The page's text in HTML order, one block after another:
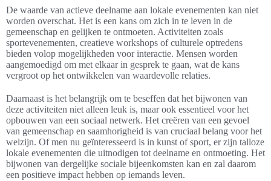
De waarde van actieve deelname aan lokale evenementen kan niet
worden overschat. Het is een kans om zich in te leven in de
gemeenschap en gelijken te ontmoeten. Activiteiten zoals
sportevenementen, creatieve workshops of culturele optredens
bieden volop mogelijkheden voor interactie. Mensen worden
aangemoedigd om met elkaar in gesprek te gaan, wat de kans
vergroot op het ontwikkelen van waardevolle relaties.
Daarnaast is het belangrijk om te beseffen dat het bijwonen van
deze activiteiten niet alleen leuk is, maar ook essentieel voor het
opbouwen van een sociaal netwerk. Het creëren van een gevoel
van gemeenschap en saamhorigheid is van cruciaal belang voor het
welzijn. Of men nu geïnteresseerd is in kunst of sport, er zijn talloze
lokale evenementen die uitnodigen tot deelname en ontmoeting. Het
bijwonen van dergelijke sociale bijeenkomsten kan en zal daarom
een positieve impact hebben op iemands leven.